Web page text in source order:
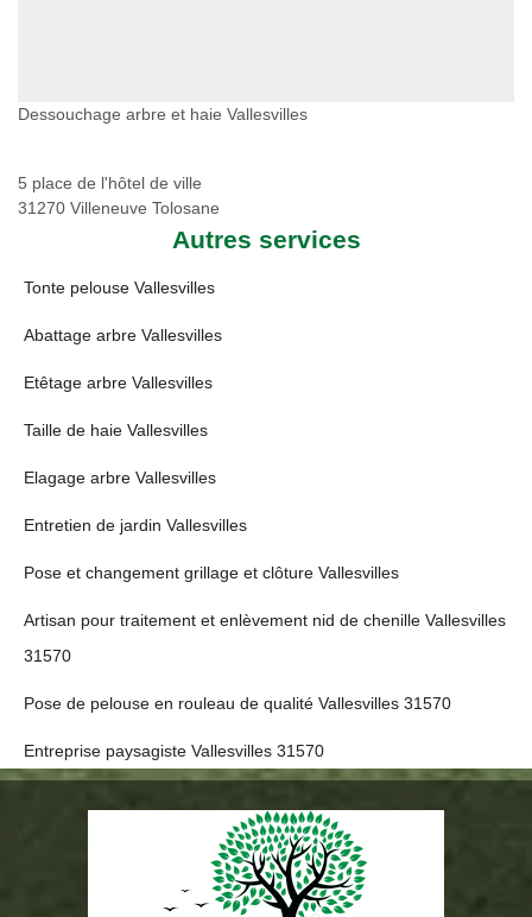
Dessouchage arbre et haie Vallesvilles
5 place de l'hôtel de ville
31270 Villeneuve Tolosane
Autres services
Tonte pelouse Vallesvilles
Abattage arbre Vallesvilles
Etêtage arbre Vallesvilles
Taille de haie Vallesvilles
Elagage arbre Vallesvilles
Entretien de jardin Vallesvilles
Pose et changement grillage et clôture Vallesvilles
Artisan pour traitement et enlèvement nid de chenille Vallesvilles
31570
Pose de pelouse en rouleau de qualité Vallesvilles 31570
Entreprise paysagiste Vallesvilles 31570